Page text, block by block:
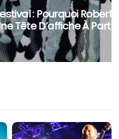
: Pourquoi Robert
D’affiche À Part